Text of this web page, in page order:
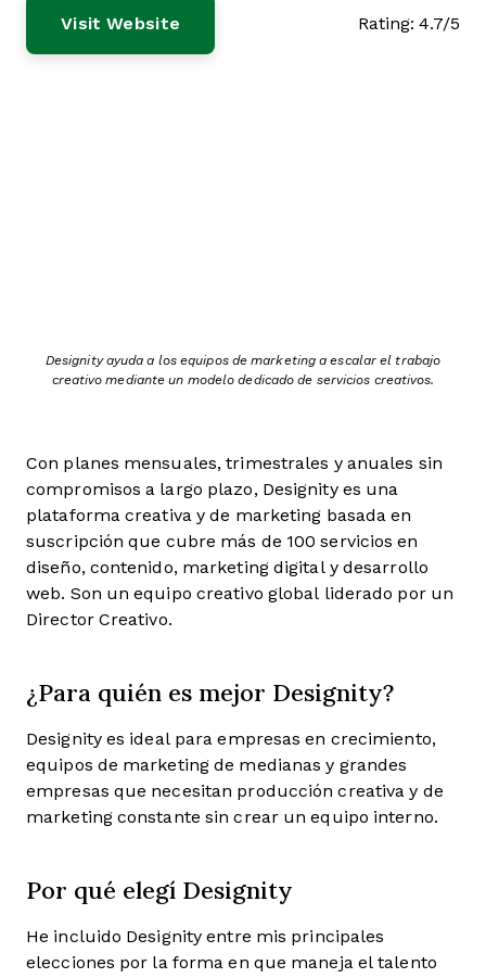
Visit Website Rating: 4.7/5
Designity ayuda a los equipos de marketing a escalar el trabajo
creativo mediante un modelo dedicado de servicios creativos.
Con planes mensuales, trimestrales y anuales sin
compromisos a largo plazo, Designity es una
plataforma creativa y de marketing basada en
suscripción que cubre más de 100 servicios en
diseño, contenido, marketing digital y desarrollo
web. Son un equipo creativo global liderado por un
Director Creativo.
¿Para quién es mejor Designity?
Designity es ideal para empresas en crecimiento,
equipos de marketing de medianas y grandes
empresas que necesitan producción creativa y de
marketing constante sin crear un equipo interno.
Por qué elegí Designity
He incluido Designity entre mis principales
elecciones por la forma en que maneja el talento